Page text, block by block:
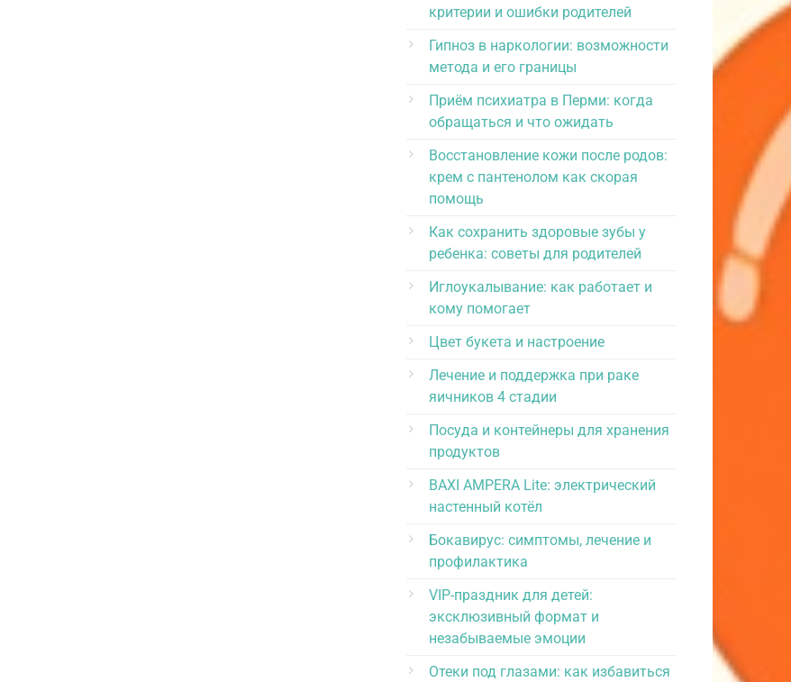
критерии и ошибки родителей
Гипноз в наркологии: возможности
метода и его границы
Приём психиатра в Перми: когда
обращаться и что ожидать
Восстановление кожи после родов:
крем с пантенолом как скорая
помощь
Как сохранить здоровые зубы у
ребенка: советы для родителей
Иглоукалывание: как работает и
кому помогает
Цвет букета и настроение
Лечение и поддержка при раке
яичников 4 стадии
Посуда и контейнеры для хранения
продуктов
BAXI AMPERA Lite: электрический
настенный котёл
Бокавирус: симптомы, лечение и
профилактика
VIP-праздник для детей:
эксклюзивный формат и
незабываемые эмоции
Отеки под глазами: как избавиться